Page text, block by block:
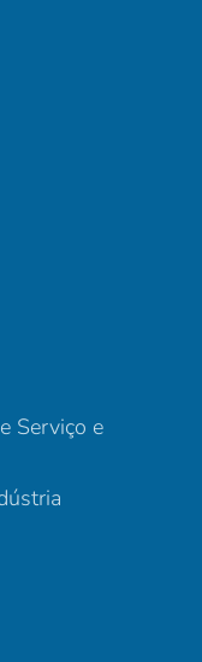
Serviço e